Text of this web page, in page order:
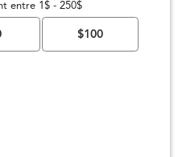
entre 1$ - 250$
$100